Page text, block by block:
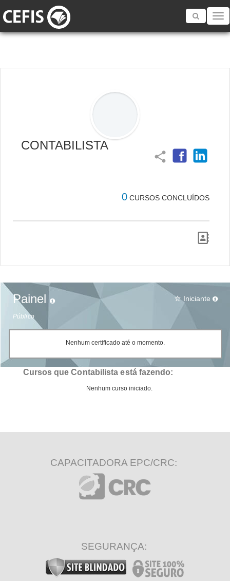
Toggle
CONTABILISTA
share
0 CURSOS CONCLUÍDOS
Painel
Público
star_border Iniciante
Nenhum certificado até o momento.
Cursos que Contabilista está fazendo:
Nenhum curso iniciado.
CAPACITADORA EPC/CRC:
SEGURANÇA: